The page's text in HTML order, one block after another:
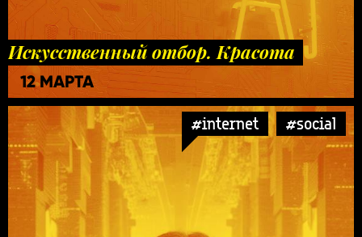
Искусственный отбор. Красота
12 МАРТА
#internet #social